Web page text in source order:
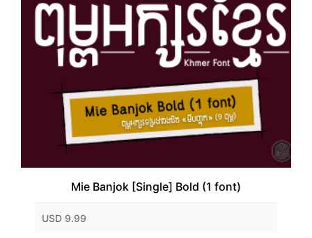
Mie Banjok [Single] Bold (1 font)
USD 9.99